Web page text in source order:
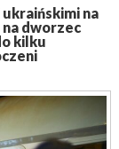
na
dworzec
kilku